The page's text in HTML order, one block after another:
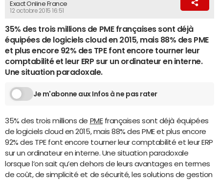
Exact Online France
12 octobre 2015 16:51
35% des trois millions de PME françaises sont déjà
équipées de logiciels cloud en 2015, mais 88% des PME
et plus encore 92% des TPE font encore tourner leur
comptabilité et leur ERP sur un ordinateur en interne.
Une situation paradoxale.
Je m'abonne aux Infos à ne pas rater
35% des trois millions de PMEfrançaises sont déjà équipées
de logiciels cloud en 2015, mais 88% des PME et plus encore
92% des TPE font encore tourner leur comptabilité et leur ERP
sur un ordinateur en interne. Une situation paradoxale
lorsque l’on sait qu’en dehors de leurs avantages en termes
de coût, de simplicité et de sécurité, les solutions de gestion